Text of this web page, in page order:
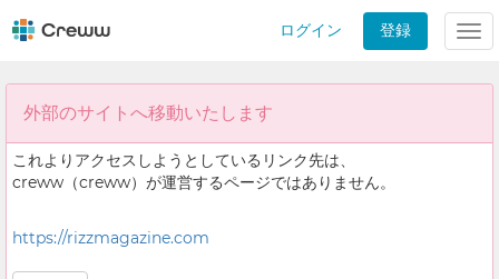
ログイン 登録
外部のサイトへ移動いたします
これよりアクセスしようとしているリンク先は、
creww（creww）が運営するページではありません。
https://rizzmagazine.com